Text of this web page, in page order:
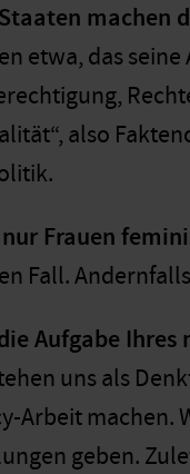
machen
etwa, das
also
Frauen
Fall.
Aufgabe Ihres
uns als
Arbeit machen.
geben.